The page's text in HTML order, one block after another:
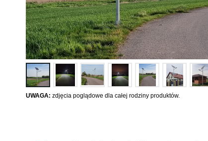
UWAGA: zdjęcia poglądowe dla całej rodziny produktów.